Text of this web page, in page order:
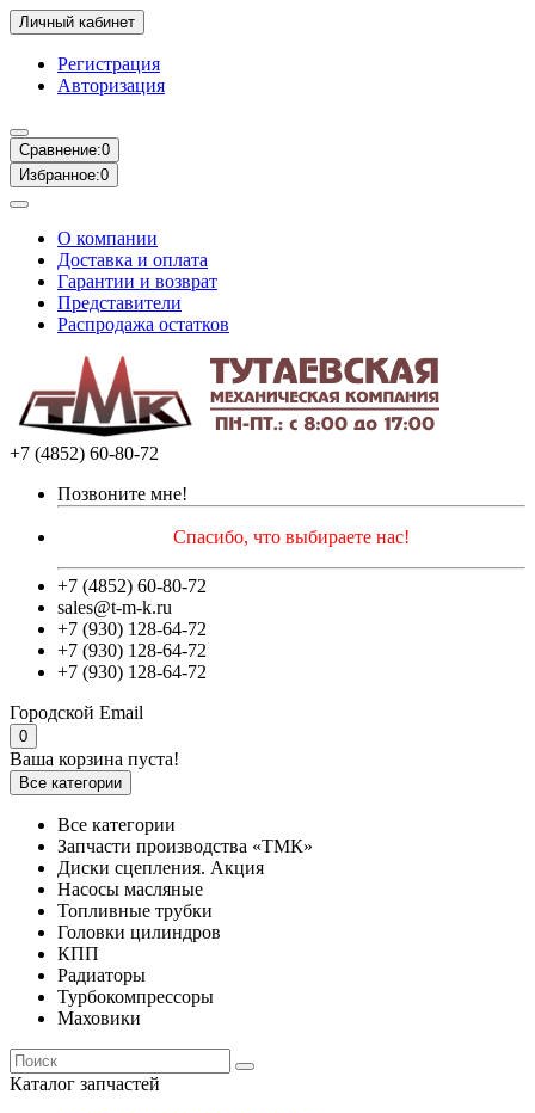
Личный кабинет
Регистрация
Авторизация
Сравнение:0
Избранное:0
О компании
Доставка и оплата
Гарантии и возврат
Представители
Распродажа остатков
+7 (4852) 60-80-72
Позвоните мне!
Спасибо, что выбираете нас!
+7 (4852) 60-80-72
sales@t-m-k.ru
+7 (930) 128-64-72
+7 (930) 128-64-72
+7 (930) 128-64-72
Городской Email
0
Ваша корзина пуста!
Все категории
Все категории
Запчасти производства «ТМК»
Диски сцепления. Акция
Насосы масляные
Топливные трубки
Головки цилиндров
КПП
Радиаторы
Турбокомпрессоры
Маховики
Каталог запчастей